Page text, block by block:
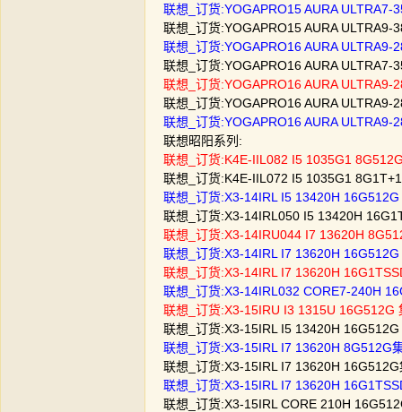
联想_订货:YOGAPRO15 AURA
联想_订货:YOGAPRO15 AURA
联想_订货:YOGAPRO16 AURA
联想_订货:YOGAPRO16 AURA
联想_订货:YOGAPRO16 AURA
联想_订货:YOGAPRO16 AURA
联想_订货:YOGAPRO16 AURA
联想昭阳系列:
联想_订货:K4E-IIL082 I5 1035G1
联想_订货:K4E-IIL072 I5 1035G1
联想_订货:X3-14IRL I5 13420H
联想_订货:X3-14IRL050 I5 13420H
联想_订货:X3-14IRU044 I7 13620H
联想_订货:X3-14IRL I7 13620H
联想_订货:X3-14IRL I7 13620H
联想_订货:X3-14IRL032 CORE7-240H
联想_订货:X3-15IRU I3 1315U
联想_订货:X3-15IRL I5 13420H
联想_订货:X3-15IRL I7 13620H
联想_订货:X3-15IRL I7 13620H
联想_订货:X3-15IRL I7 13620H
联想_订货:X3-15IRL CORE 210H